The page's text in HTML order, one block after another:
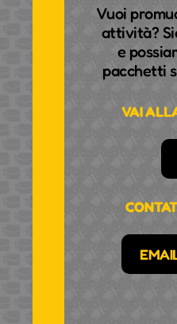
Vuoi
attività?
e
pacchetti
VAI